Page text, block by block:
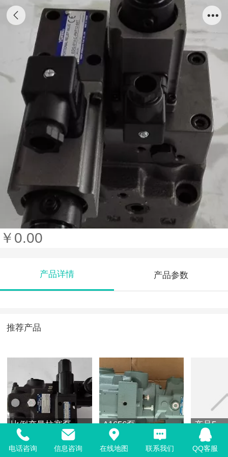
比例压力流量阀
￥0.00
产品详情 产品参数
推荐产品
比例变量柱塞泵 A1656泵 产品5
电话咨询 信息咨询 在线地图 联系我们 QQ客服